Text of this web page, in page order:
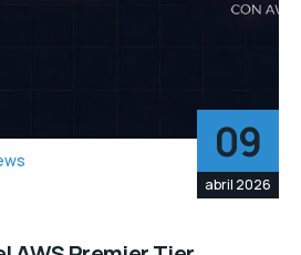
09
abril 2026